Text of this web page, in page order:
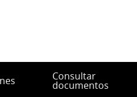
Consultar
documentos